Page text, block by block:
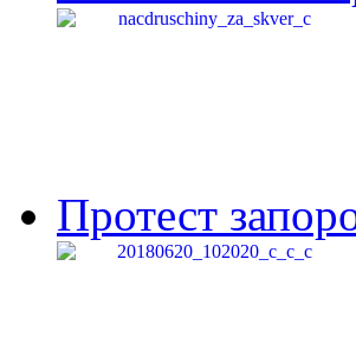
Протест